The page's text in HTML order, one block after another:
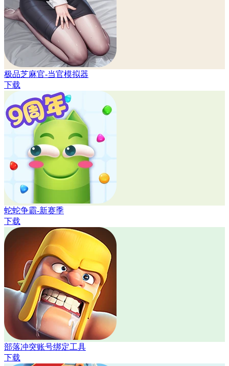
极品芝麻官-当官模拟器
下载
蛇蛇争霸-新赛季
下载
部落冲突账号绑定工具
下载